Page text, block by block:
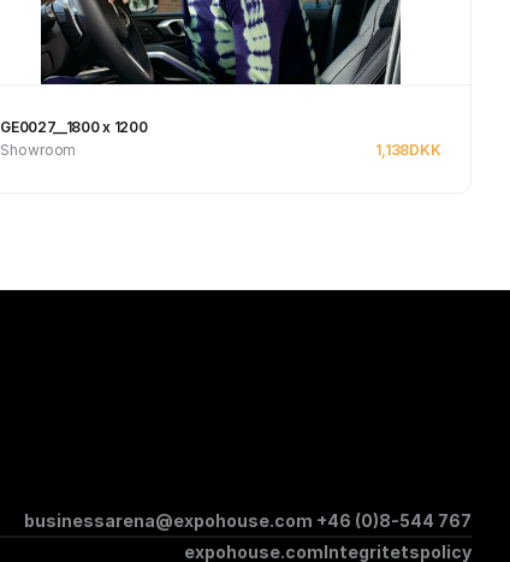
GE0027__1800 x 1200
Showroom
1,138DKK
businessarena@expohouse.com +46 (0)8-544 767
expohouse.comIntegritetspolicy